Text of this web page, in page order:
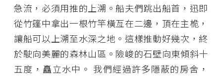
急流，必須用推的上溯。船夫們跳出船首，迅即
從竹篷中拿出一根竹竿橫亙在二邊，頂在主桅，
讓船可以上溯至水深之地。這樣推動好幾次，終
於駛向美麗的森林山區。險峻的石壁向東傾斜十
五度，矗立水中。 我們經過許多隱蔽的房舍，